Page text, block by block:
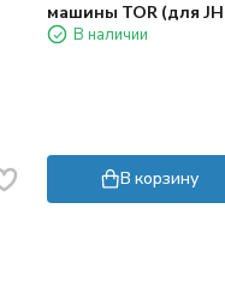
машины TOR (для
цилиндрическая)
В наличии
В корзину